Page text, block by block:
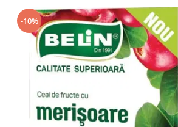
Arte Divinatorii
Astrologie
Chiromantie
Dezvoltare Spirituala
Minte Corp
New Illuminati Files
-10%